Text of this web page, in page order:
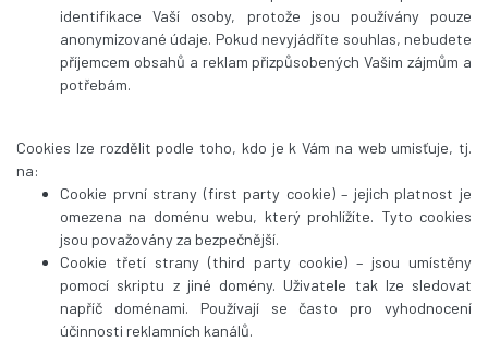
identifikace Vaší osoby, protože jsou používány pouze
anonymizované údaje. Pokud nevyjádříte souhlas, nebudete
příjemcem obsahů a reklam přizpůsobených Vašim zájmům a
potřebám.
Cookies lze rozdělit podle toho, kdo je k Vám na web umisťuje, tj.
na:
Cookie první strany (first party cookie) – jejich platnost je
omezena na doménu webu, který prohlížíte. Tyto cookies
jsou považovány za bezpečnější.
Cookie třetí strany (third party cookie) – jsou umístěny
pomocí skriptu z jiné domény. Uživatele tak lze sledovat
napříč doménami. Používají se často pro vyhodnocení
účinnosti reklamních kanálů.